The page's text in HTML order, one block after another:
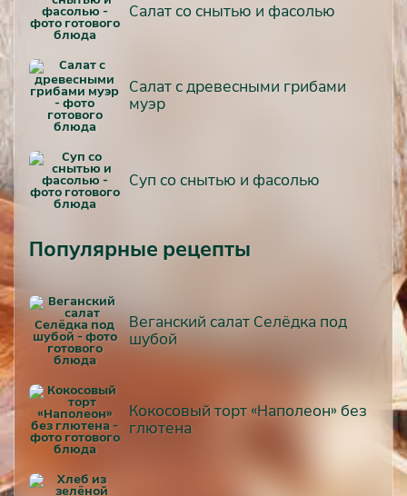
Салат со снытью и фасолью
Салат с древесными грибами
муэр
Суп со снытью и фасолью
Популярные рецепты
Веганский салат Селёдка под
шубой
Кокосовый торт «Наполеон» без
глютена